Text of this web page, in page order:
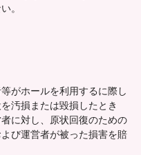
。
がホールを利用するに際し
汚損または毀損したとき
に対し、原状回復のための
び運営者が被った損害を賠